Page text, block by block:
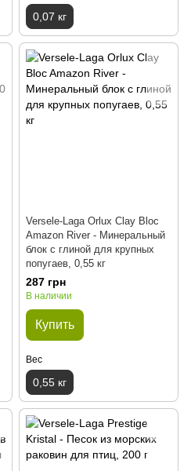
0,07 кг
Versele-Laga Orlux Clay Bloc
Amazon River - Минеральный
блок с глиной для крупных
попугаев, 0,55 кг
287 грн
В наличии
Купить
Вес
0,55 кг